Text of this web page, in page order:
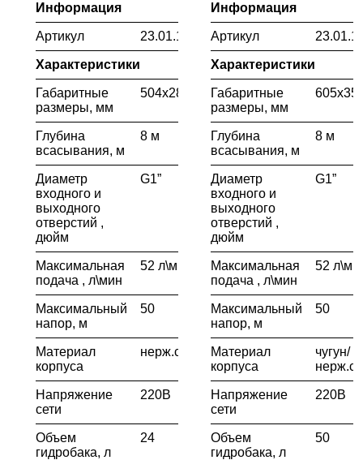
Информация
Артикул 23.01.109.056
Характеристики
Габаритные
размеры, мм
504х285х520
Глубина
всасывания, м
8 м
Диаметр
входного и
выходного
отверстий ,
дюйм
G1”
Максимальная
подача , л\мин
52 л\мин
Максимальный
напор, м
50
Материал
корпуса
нерж.сталь
Напряжение
сети
220В
Объем
гидробака, л
24
Информация
Артикул
Характеристики
Габаритные
размеры, мм
Глубина
всасывания, м
8 м
Диаметр
входного и
выходного
отверстий ,
дюйм
G1”
Максимальная
подача , л\мин
52
Максимальный
напор, м
50
Материал
корпуса
чугун/
Напряжение
сети
220В
Объем
гидробака, л
50